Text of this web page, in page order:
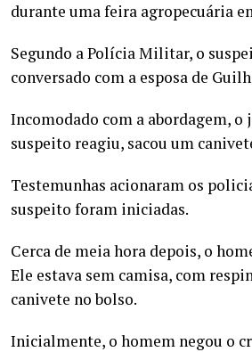
durante uma feira agropecuária
Segundo a Polícia Militar, o
conversado com a esposa de
Incomodado com a abordagem,
suspeito reagiu, sacou um
Testemunhas acionaram os
suspeito foram iniciadas.
Cerca de meia hora depois, o
Ele estava sem camisa, com
canivete no bolso.
Inicialmente, o homem negou o